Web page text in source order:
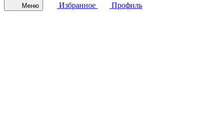
Меню Избранное Профиль